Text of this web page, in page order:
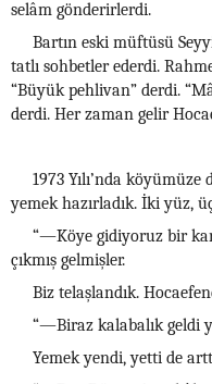
selâm gönderirlerdi.
Bartın eski müftüsü
tatlı sohbetler ederdi.
“Büyük pehlivan” derdi.
derdi. Her zaman gelir
1973 Yılı’nda
yemek hazırladık. İki yüz,
“—Köye gidiyoruz bir
çıkmış gelmişler.
Biz telaşlandık.
“—Biraz kalabalık geldi
Yemek yendi, yetti de